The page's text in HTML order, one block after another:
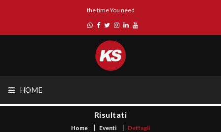
the time You need
HOME
Risultati
Home Eventi Dettagli